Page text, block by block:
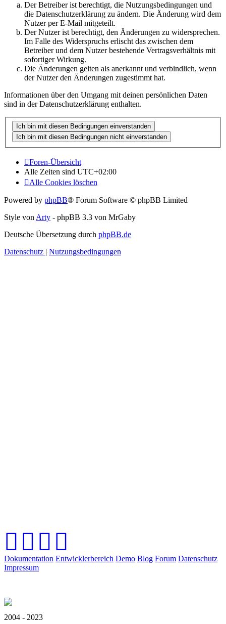
Der Betreiber ist berechtigt, die Nutzungsbedingungen und
die Datenschutzerklärung zu ändern. Die Änderung wird dem
Nutzer per E-Mail mitgeteilt.
Der Nutzer ist berechtigt, den Änderungen zu widersprechen.
Im Falle des Widerspruchs erlischt das zwischen dem
Betreiber und dem Nutzer bestehende Vertragsverhältnis mit
sofortiger Wirkung.
Die Änderungen gelten als anerkannt und verbindlich, wenn
der Nutzer den Änderungen zugestimmt hat.
Informationen über den Umgang mit deinen persönlichen Daten
sind in der Datenschutzerklärung enthalten.
Foren-Übersicht
Alle Zeiten sind UTC+02:00
Alle Cookies löschen
Powered by phpBB® Forum Software © phpBB Limited
Style von Arty - phpBB 3.3 von MrGaby
Deutsche Übersetzung durch phpBB.de
Datenschutz | Nutzungsbedingungen
Dokumentation Entwicklerbereich Demo Blog Forum Datenschutz
Impressum
2004 - 2023